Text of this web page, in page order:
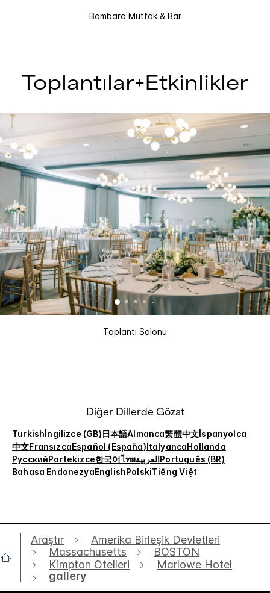
Bambara Mutfak & Bar
Toplantılar+Etkinlikler
Toplantı Salonu
Diğer Dillerde Gözat
Turkishİngilizce (GB)日本語Almanca繁體中文İspanyolca
中文FransızcaEspañol (España)İtalyancaHollanda
РусскийPortekizce한국어ไทยالعربيةPortuguês (BR)
Bahasa EndonezyaEnglishPolskiTiếng Việt
Araştır
Amerika Birleşik Devletleri
Massachusetts
BOSTON
Kimpton Otelleri
Marlowe Hotel
gallery